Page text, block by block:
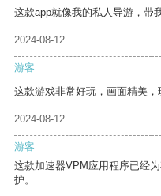
这款app就像我的私人导游，带
2024-08-12
游客
这款游戏非常好玩，画面精美，
2024-08-12
游客
这款加速器VPM应用程序已经
护。